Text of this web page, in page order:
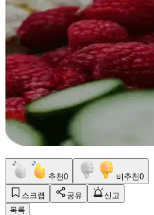
추천0 비추천0
스크랩 공유
신고
목록